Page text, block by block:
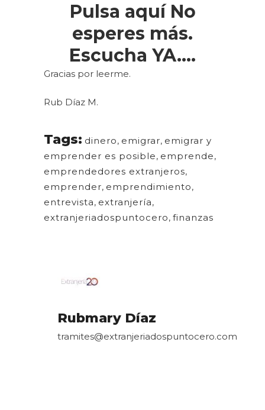
Pulsa aquíNo
esperes más.
Escucha YA….
Gracias por leerme.
Rub Díaz M.
Tags: dinero, emigrar, emigrar y
emprender es posible, emprende,
emprendedores extranjeros,
emprender, emprendimiento,
entrevista, extranjería,
extranjeriadospuntocero, finanzas
Rubmary Díaz
tramites@extranjeriadospuntocero.com